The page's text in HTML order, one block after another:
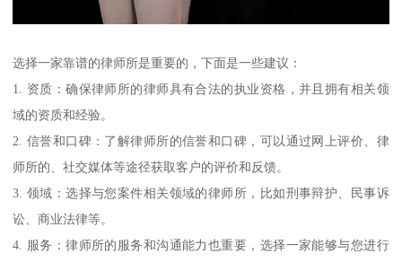
选择一家靠谱的律师所是重要的，下面是一些建议：
1. 资质：确保律师所的律师具有合法的执业资格，并且拥有相关领
域的资质和经验。
2. 信誉和口碑：了解律师所的信誉和口碑，可以通过网上评价、律
师所的、社交媒体等途径获取客户的评价和反馈。
3. 领域：选择与您案件相关领域的律师所，比如刑事辩护、民事诉
讼、商业法律等。
4. 服务：律师所的服务和沟通能力也重要，选择一家能够与您进行